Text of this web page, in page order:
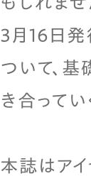
3月16日発
ついて、
き合って
本誌はア